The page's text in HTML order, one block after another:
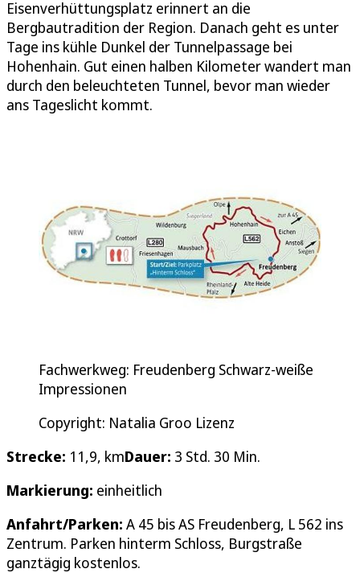
Eisenverhüttungsplatz erinnert an die
Bergbautradition der Region. Danach geht es unter
Tage ins kühle Dunkel der Tunnelpassage bei
Hohenhain. Gut einen halben Kilometer wandert man
durch den beleuchteten Tunnel, bevor man wieder
ans Tageslicht kommt.
Fachwerkweg: Freudenberg Schwarz-weiße
Impressionen
Copyright: Natalia Groo Lizenz
Strecke: 11,9, kmDauer: 3 Std. 30 Min.
Markierung: einheitlich
Anfahrt/Parken: A 45 bis AS Freudenberg, L 562 ins
Zentrum. Parken hinterm Schloss, Burgstraße
ganztägig kostenlos.